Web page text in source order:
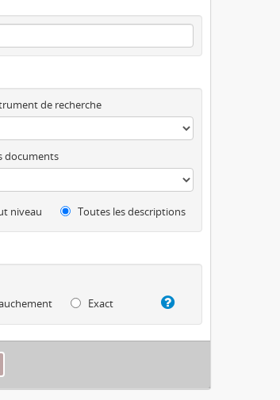
de recherche
documents
niveau Toutes les descriptions
Exact